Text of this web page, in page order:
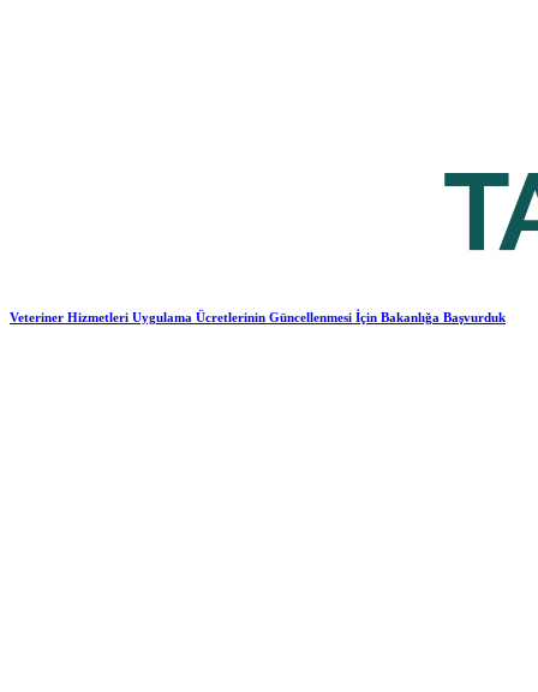
Veteriner Hizmetleri Uygulama Ücretlerinin Güncellenmesi İçin Bakanlığa Başvurduk